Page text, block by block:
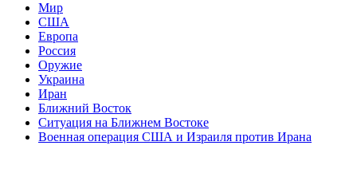
Мир
США
Европа
Россия
Оружие
Украина
Иран
Ближний Восток
Ситуация на Ближнем Востоке
Военная операция США и Израиля против Ирана